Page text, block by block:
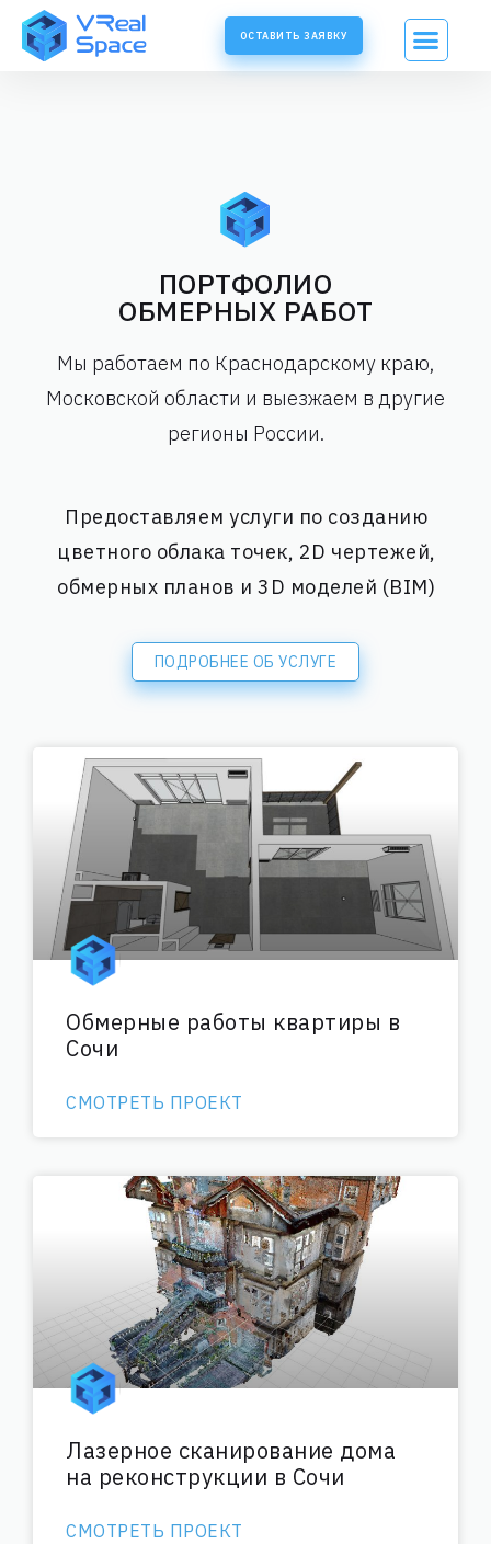
ОСТАВИТЬ ЗАЯВКУ
ПОРТФОЛИО
ОБМЕРНЫХ РАБОТ
Мы работаем по Краснодарскому краю,
Московской области и выезжаем в другие
регионы России.
Предоставляем услуги по созданию
цветного облака точек, 2D чертежей,
обмерных планов и 3D моделей (BIM)
ПОДРОБНЕЕ ОБ УСЛУГЕ
Обмерные работы квартиры в
Сочи
СМОТРЕТЬ ПРОЕКТ
Лазерное сканирование дома
на реконструкции в Сочи
СМОТРЕТЬ ПРОЕКТ